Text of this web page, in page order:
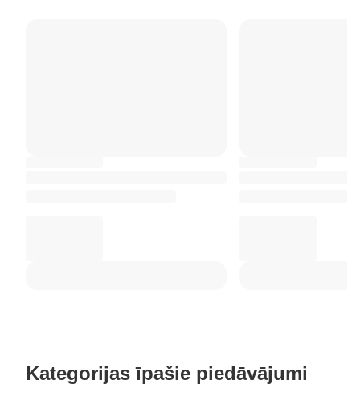
Kategorijas īpašie piedāvājumi